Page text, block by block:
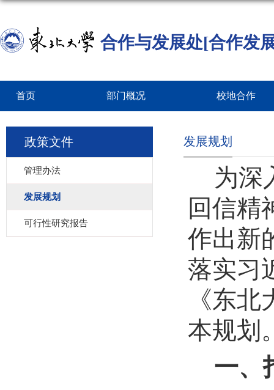
合作与发展处[合作发
首页 部门概况 校地合作
政策文件
管理办法
发展规划
可行性研究报告
发展规划
为深
回信精
作出新
落实习
《东北
本规划
一、